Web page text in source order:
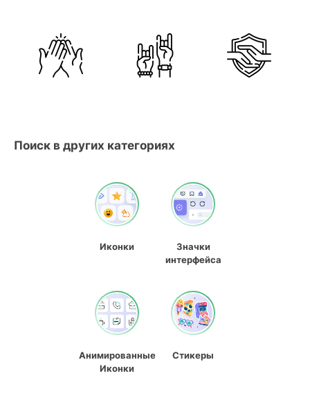
Поиск в других категориях
Иконки
Значки
интерфейса
Анимированные
Иконки
Стикеры